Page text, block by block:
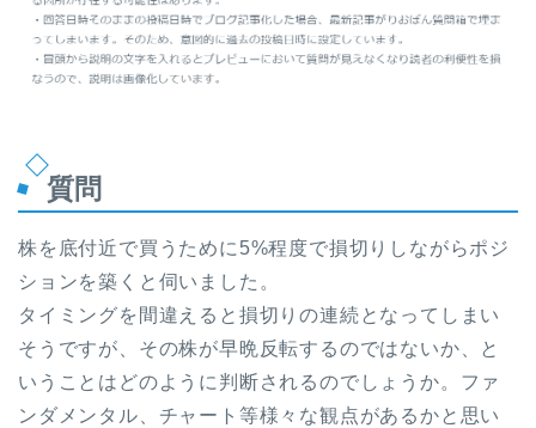
質問
株を底付近で買うために5%程度で損切りしながらポジ
ションを築くと伺いました。
タイミングを間違えると損切りの連続となってしまい
そうですが、その株が早晩反転するのではないか、と
いうことはどのように判断されるのでしょうか。ファ
ンダメンタル、チャート等様々な観点があるかと思い